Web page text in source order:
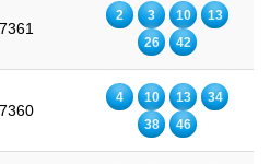
7361
2 3 10
13
26
42
7360
4 10 13
34
38
46